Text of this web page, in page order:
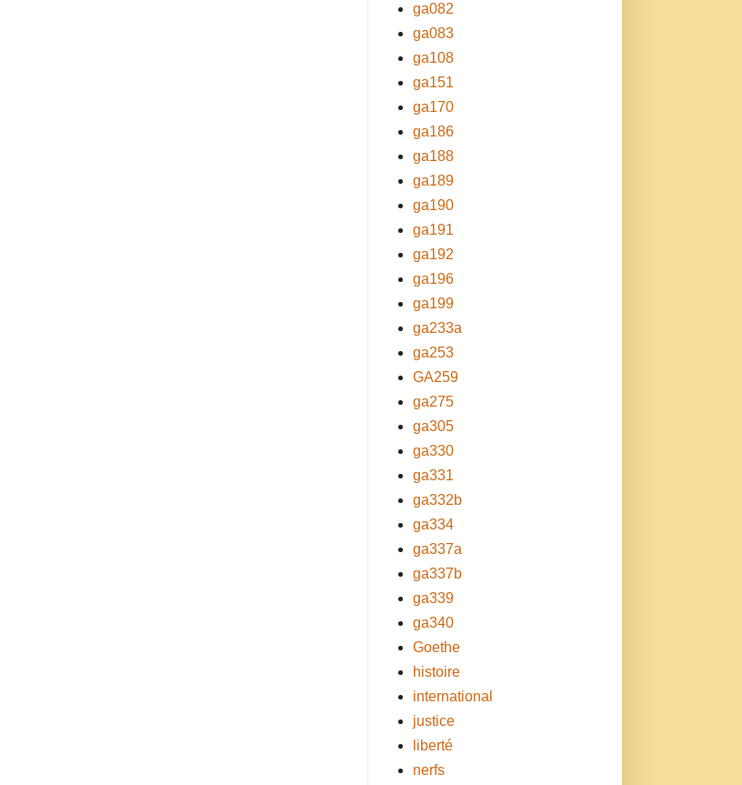
ga082
ga083
ga108
ga151
ga170
ga186
ga188
ga189
ga190
ga191
ga192
ga196
ga199
ga233a
ga253
GA259
ga275
ga305
ga330
ga331
ga332b
ga334
ga337a
ga337b
ga339
ga340
Goethe
histoire
international
justice
liberté
nerfs